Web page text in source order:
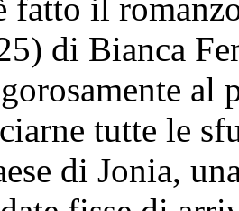
fatto il
di Bianca
al
tutte le
di Jonia,